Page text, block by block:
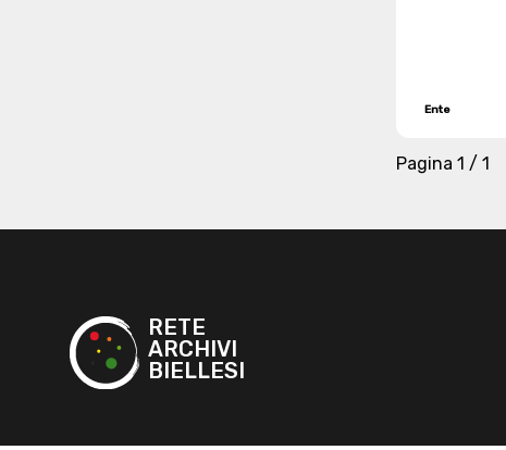
Ente
Pagina 1 / 1
RETE
ARCHIVI
BIELLESI